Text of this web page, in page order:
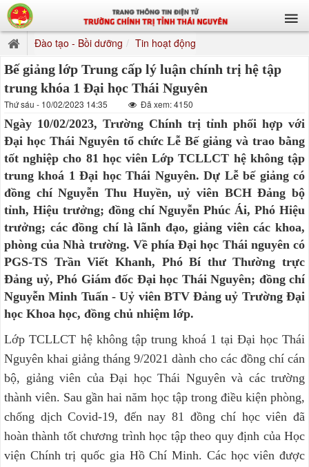
Đào tạo - Bồi dưỡng Tin hoạt động
Bế giảng lớp Trung cấp lý luận chính trị hệ tập
trung khóa 1 Đại học Thái Nguyên
Thứ sáu - 10/02/2023 14:35 Đã xem: 4150
Ngày 10/02/2023, Trường Chính trị tỉnh phối hợp với
Đại học Thái Nguyên tổ chức Lễ Bế giảng và trao bằng
tốt nghiệp cho 81 học viên Lớp TCLLCT hệ không tập
trung khoá 1 Đại học Thái Nguyên. Dự Lễ bế giảng có
đồng chí Nguyễn Thu Huyền, uỷ viên BCH Đảng bộ
tỉnh, Hiệu trưởng; đồng chí Nguyễn Phúc Ái, Phó Hiệu
trưởng; các đồng chí là lãnh đạo, giảng viên các khoa,
phòng của Nhà trường. Về phía Đại học Thái nguyên có
PGS-TS Trần Viết Khanh, Phó Bí thư Thường trực
Đảng uỷ, Phó Giám đốc Đại học Thái Nguyên; đồng chí
Nguyễn Minh Tuấn - Uỷ viên BTV Đảng uỷ Trường Đại
học Khoa học, đồng chủ nhiệm lớp.
Lớp TCLLCT hệ không tập trung khoá 1 tại Đại học Thái
Nguyên khai giảng tháng 9/2021 dành cho các đồng chí cán
bộ, giảng viên của Đại học Thái Nguyên và các trường
thành viên. Sau gần hai năm học tập trong điều kiện phòng,
chống dịch Covid-19, đến nay 81 đồng chí học viên đã
hoàn thành tốt chương trình học tập theo quy định của Học
viện Chính trị quốc gia Hồ Chí Minh. Các học viên được